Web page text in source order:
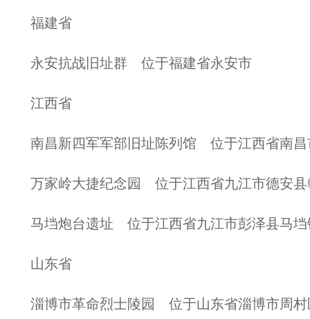
福建省
永安抗战旧址群 位于福建省永安市
江西省
南昌新四军军部旧址陈列馆 位于江西省南昌
万家岭大捷纪念园 位于江西省九江市德安县
马垱炮台遗址 位于江西省九江市彭泽县马垱
山东省
淄博市革命烈士陵园 位于山东省淄博市周村